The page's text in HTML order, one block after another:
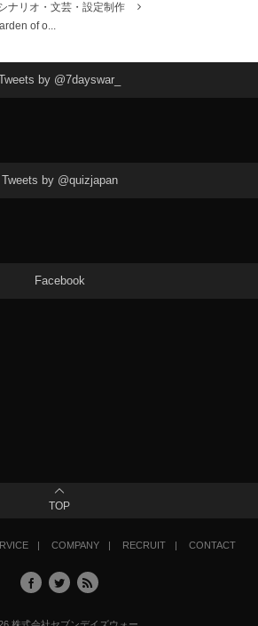
ナリオ・文芸・設定制作
of o...
by @7dayswar_
Tweets by @quizjapan
Facebook
TOP
COMPANY RECRUIT CONTACT